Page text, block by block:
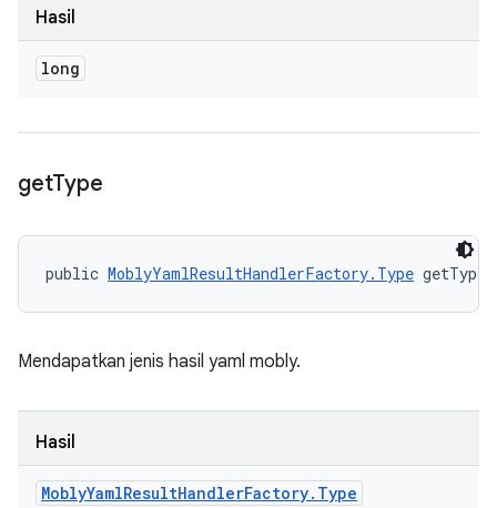
Hasil
long
getType
public MoblyYamlResultHandlerFactory.Type
Mendapatkan jenis hasil yaml mobly.
Hasil
MoblyYamlResultHandlerFactory. Type